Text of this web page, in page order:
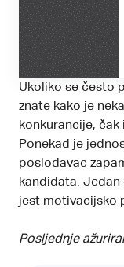
Ukoliko se često
znate kako je
konkurancije,
Ponekad je
poslodavac
kandidata.
jest motivacijsko
Posljednje